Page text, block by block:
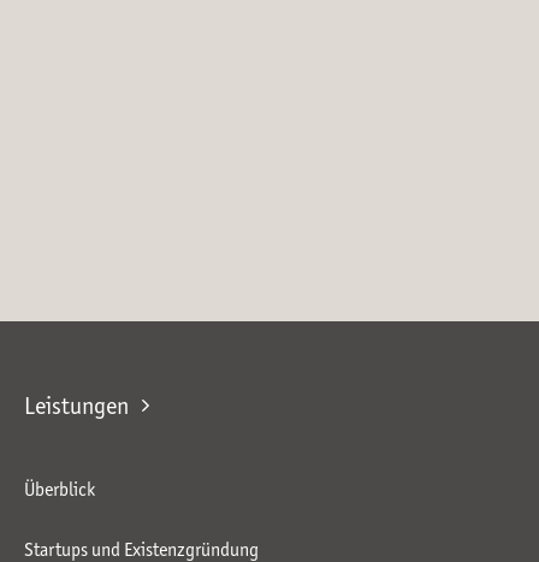
Leistungen
Überblick
Startups und Existenzgründung